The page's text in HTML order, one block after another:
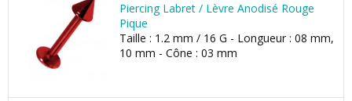
Piercing Labret / Lèvre Anodisé Rouge
Pique
Taille : 1.2 mm / 16 G - Longueur : 08 mm,
10 mm - Cône : 03 mm